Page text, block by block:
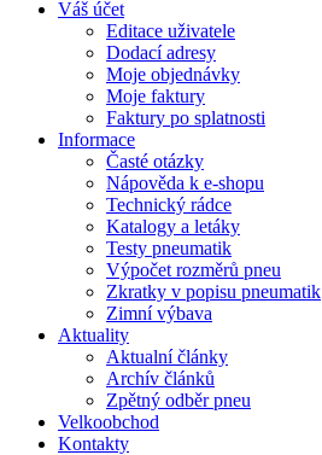
Váš účet
Editace uživatele
Dodací adresy
Moje objednávky
Moje faktury
Faktury po splatnosti
Informace
Časté otázky
Nápověda k e-shopu
Technický rádce
Katalogy a letáky
Testy pneumatik
Výpočet rozměrů pneu
Zkratky v popisu pneumatik
Zimní výbava
Aktuality
Aktualní články
Archív článků
Zpětný odběr pneu
Velkoobchod
Kontakty